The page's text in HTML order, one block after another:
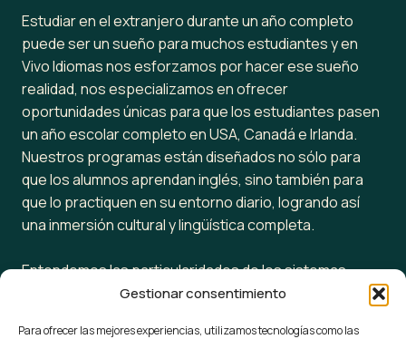
Gestionar consentimiento
Para ofrecer las mejores experiencias, utilizamos tecnologías como las
Estudiar en el extranjero durante un año completo
puede ser un sueño para muchos estudiantes y en
Vivo Idiomas nos esforzamos por hacer ese sueño
realidad, nos especializamos en ofrecer
oportunidades únicas para que los estudiantes pasen
un año escolar completo en USA, Canadá e Irlanda.
Nuestros programas están diseñados no sólo para
que los alumnos aprendan inglés, sino también para
que lo practiquen en su entorno diario, logrando así
una inmersión cultural y lingüística completa.
Entendemos las particularidades de los sistemas
educativos en estos países, sabemos cuándo inicia y